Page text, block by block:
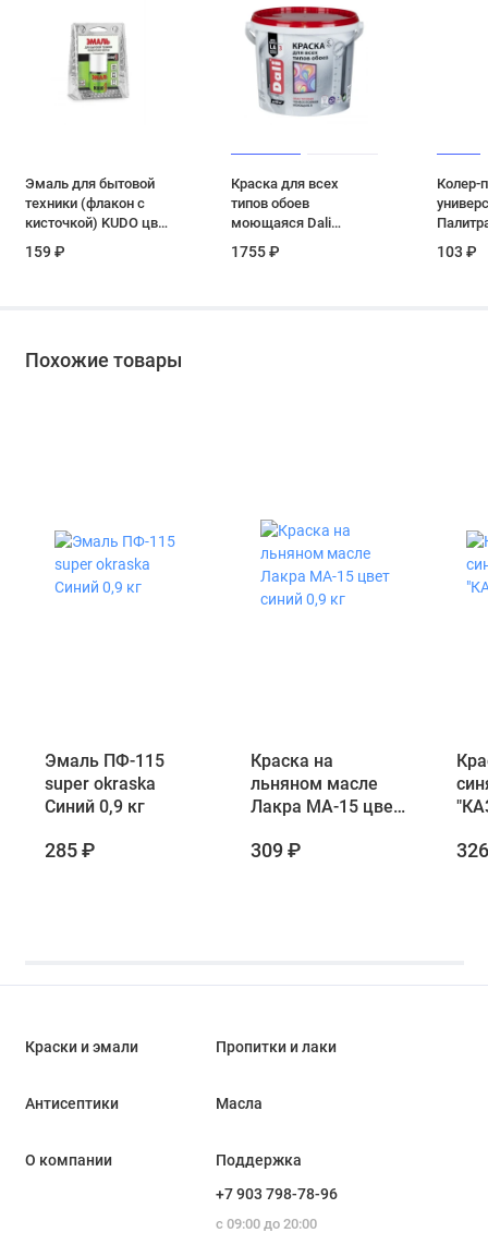
Эмаль для бытовой
техники (флакон с
кисточкой) KUDO цвет
мл
159 ₽
Краска для всех
типов обоев
моющаяся Dali
л
1755 ₽
Колер-
мл
103 ₽
Похожие товары
Эмаль ПФ-115
super okraska
Синий 0,9 кг
285 ₽
Краска на
льняном масле
Лакра МА-15 цвет
309 ₽
Краски и эмали Пропитки и лаки
Антисептики Масла
О компании
Поддержка
+7 903 798-78-96
с 09:00 до 20:00